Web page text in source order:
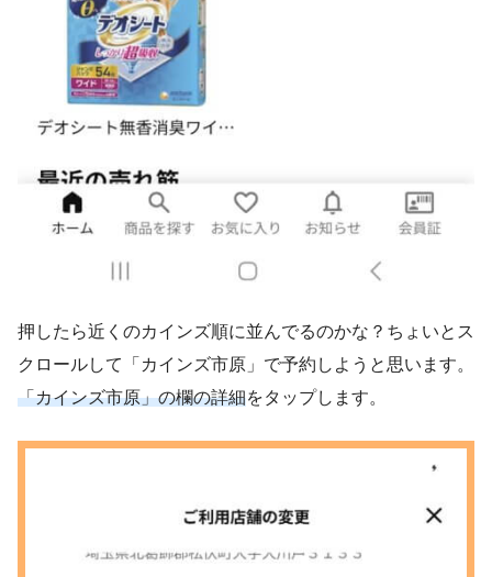
押したら近くのカインズ順に並んでるのかな？ちょいとス
クロールして「カインズ市原」で予約しようと思います。
「カインズ市原」の欄の詳細をタップします。